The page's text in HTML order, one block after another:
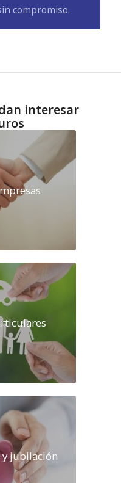
compromiso.
interesar
y jubilación